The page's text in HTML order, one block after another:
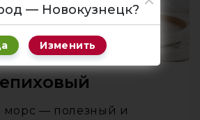
— полезный и
— Новокузнецк?
Изменить